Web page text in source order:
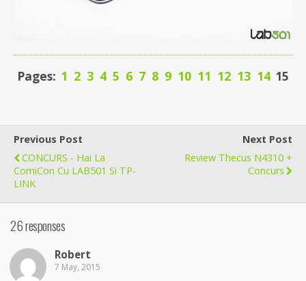
Pages: 1 2 3 4 5 6 7 8 9 10 11 12 13 14 15
Previous Post
CONCURS - Hai La
ComiCon Cu LAB501 Si TP-
LINK
Next Post
Review Thecus N4310 +
Concurs
26 responses
Robert
7 May, 2015